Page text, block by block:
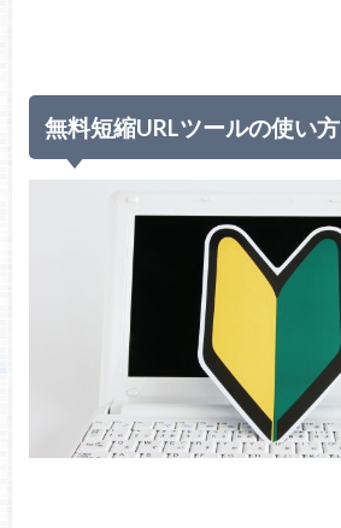
無料短縮URLツールの使い方